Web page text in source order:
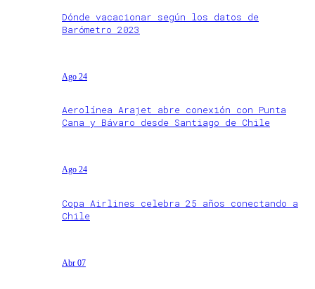
Dónde vacacionar según los datos de
Barómetro 2023
Ago 24
Aerolínea Arajet abre conexión con Punta
Cana y Bávaro desde Santiago de Chile
Ago 24
Copa Airlines celebra 25 años conectando a
Chile
Abr 07